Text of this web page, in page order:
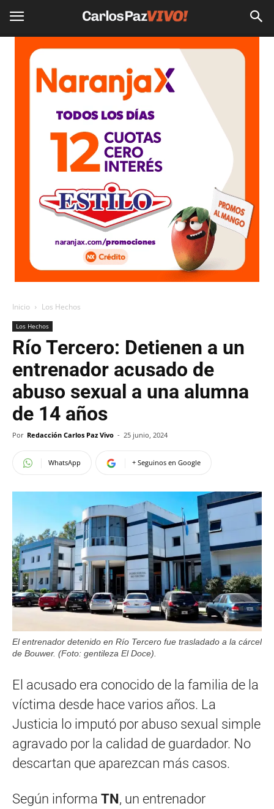
Inicio Los Hechos
Los Hechos
Río Tercero: Detienen a un
entrenador acusado de
abuso sexual a una alumna
de 14 años
Por Redacción Carlos Paz Vivo - 25 junio, 2024
WhatsApp + Seguinos en Google
El entrenador detenido en Río Tercero fue trasladado a la cárcel
de Bouwer. (Foto: gentileza El Doce).
El acusado era conocido de la familia de la
víctima desde hace varios años. La
Justicia lo imputó por abuso sexual simple
agravado por la calidad de guardador. No
descartan que aparezcan más casos.
Según informa TN, un entrenador